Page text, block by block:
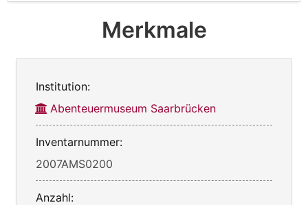
Merkmale
Institution:
Abenteuermuseum Saarbrücken
Inventarnummer:
2007AMS0200
Anzahl: